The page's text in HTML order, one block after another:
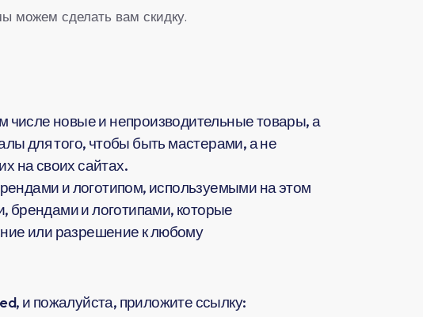
можем сделать вам скидку.
новые и непроизводительные товары, а
для того, чтобы быть мастерами, а не
на своих сайтах.
и логотипом, используемыми на этом
брендами и логотипами, которые
или разрешение к любому
и пожалуйста, приложите ссылку: